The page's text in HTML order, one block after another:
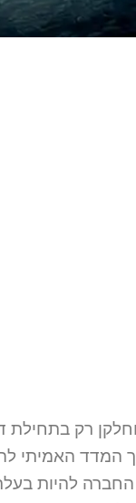
רק בתחילת
המדד האמיתי
להיות